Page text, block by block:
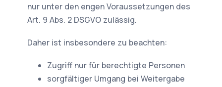
nur unter den engen Voraussetzungen des
Art. 9 Abs. 2 DSGVO zulässig.
Daher ist insbesondere zu beachten:
Zugriff nur für berechtigte Personen
sorgfältiger Umgang bei Weitergabe